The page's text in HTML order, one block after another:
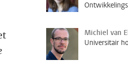
Michiel van
Universitair